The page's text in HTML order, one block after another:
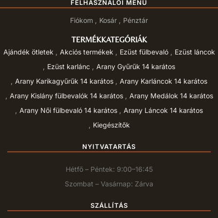
FELHASZNÁLÓI MENÜ
Fiókom Kosár Pénztár
TERMÉKKATEGÓRIÁK
Ajándék ötletek Akciós termékek Ezüst fülbevaló
Ezüst láncok
Ezüst karlánc
Arany Gyűrűk 14 karátos
Arany Karikagyűrűk 14 karátos
Arany Karláncok 14 karátos
Arany Kislány fülbevalók 14 karátos
Arany Medálok 14 karátos
Arany Női fülbevaló 14 karátos
Arany Láncok 14 karátos
Kiegészítők
NYITVATARTÁS
Hétfő – Péntek: 9:00–16:45
Szombat – Vasárnap: Zárva
SZÁLLÍTÁS